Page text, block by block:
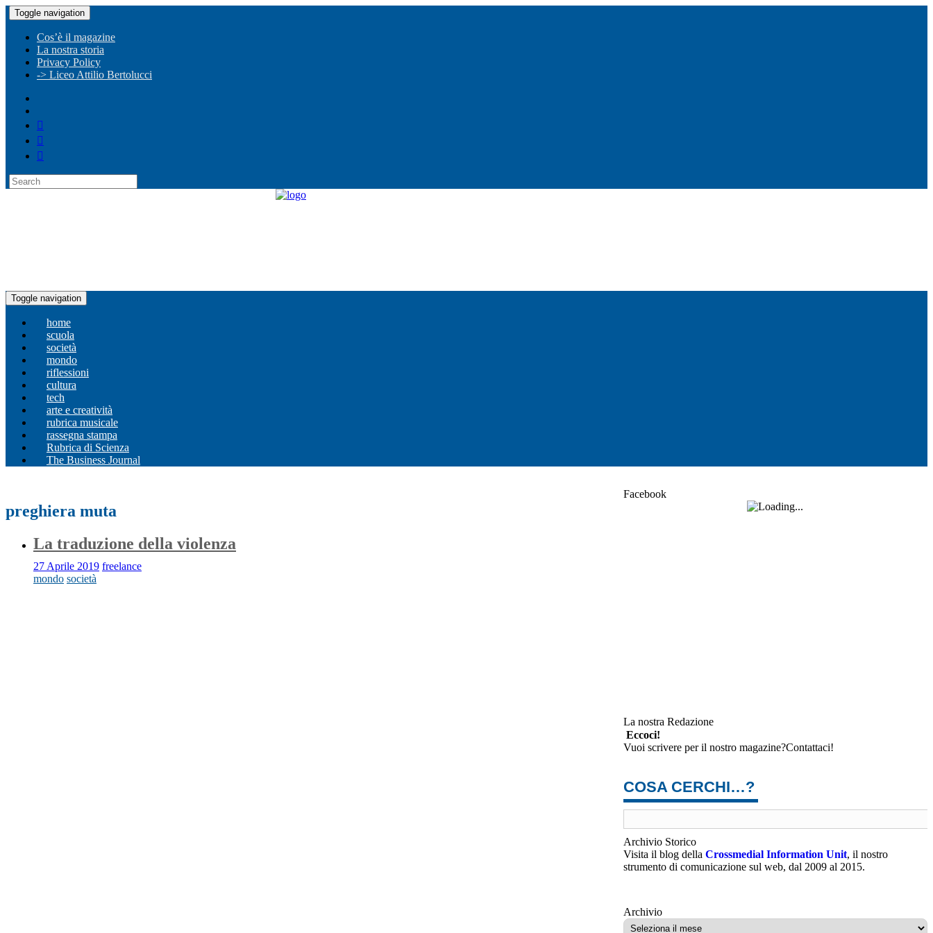
Toggle navigation
Cos’è il magazine
La nostra storia
Privacy Policy
-> Liceo Attilio Bertolucci
Toggle navigation
home
scuola
società
mondo
riflessioni
cultura
tech
arte e creatività
rubrica musicale
rassegna stampa
Rubrica di Scienza
The Business Journal
preghiera muta
La traduzione della violenza
27 Aprile 2019 freelance
mondo società
Facebook
La nostra Redazione
Eccoci!
Vuoi scrivere per il nostro magazine?Contattaci!
COSA CERCHI…?
Archivio Storico
Visita il blog della Crossmedial Information Unit, il nostro
strumento di comunicazione sul web, dal 2009 al 2015.
ArchivioArchivio